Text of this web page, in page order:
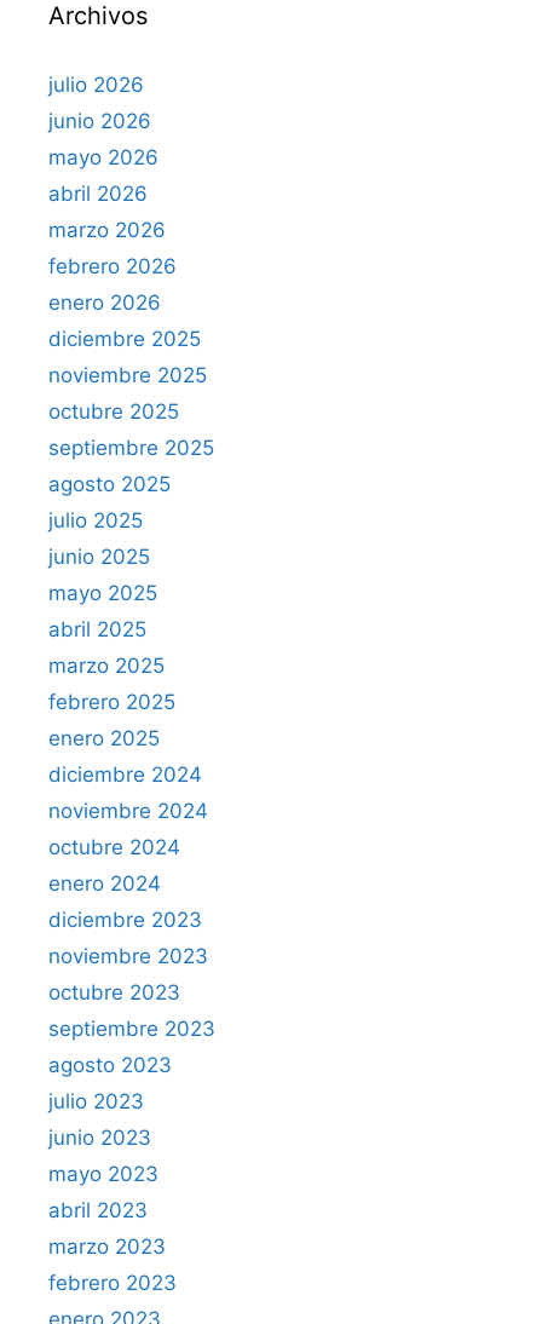
:
Archivos
julio 2026
junio 2026
mayo 2026
abril 2026
marzo 2026
febrero 2026
enero 2026
diciembre 2025
noviembre 2025
octubre 2025
septiembre 2025
agosto 2025
julio 2025
junio 2025
mayo 2025
abril 2025
marzo 2025
febrero 2025
enero 2025
diciembre 2024
noviembre 2024
octubre 2024
enero 2024
diciembre 2023
noviembre 2023
octubre 2023
septiembre 2023
agosto 2023
julio 2023
junio 2023
mayo 2023
abril 2023
marzo 2023
febrero 2023
enero 2023